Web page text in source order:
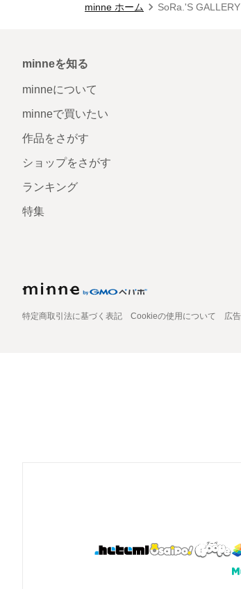
minne ホーム SoRa.'S
minneを知る
minneについて
minneで買いたい
作品をさがす
ショップをさがす
ランキング
特集
特定商取引法に基づく表記 Cookieの使用について 広